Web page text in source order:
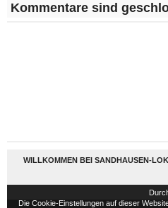
Kommentare sind
WILLKOMMEN BEI SANDHAUSEN-
Die Cookie-Einstellungen auf dieser